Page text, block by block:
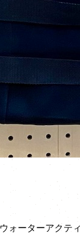
ォーターアクテ